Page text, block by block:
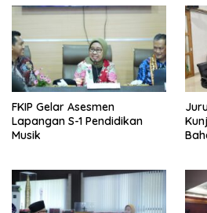
FKIP Gelar Asesmen
Lapangan S-1 Pendidikan
Musik